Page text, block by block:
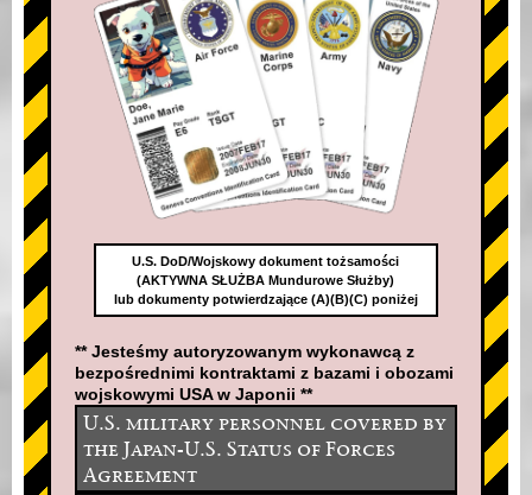
U.S. DoD/Wojskowy dokument tożsamości
(AKTYWNA SŁUŻBA Mundurowe Służby)
lub dokumenty potwierdzające (A)(B)(C) poniżej
** Jesteśmy autoryzowanym wykonawcą z
bezpośrednimi kontraktami z bazami i obozami
wojskowymi USA w Japonii **
U.S. military personnel covered by
the Japan-U.S. Status of Forces
Agreement